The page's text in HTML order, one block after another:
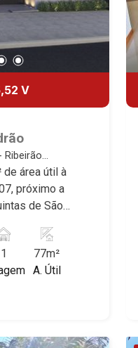
V
Ribeirão
de área útil à
próximo a
de São
que a
para
1
77m²
A. Útil